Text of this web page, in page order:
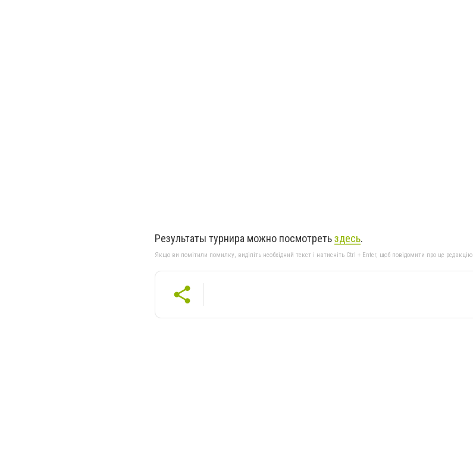
Результаты турнира можно посмотретьздесь.
Якщо ви помітили помилку, виділіть необхідний текст і натисніть Ctrl + Enter, щоб повідомити про це редакцію